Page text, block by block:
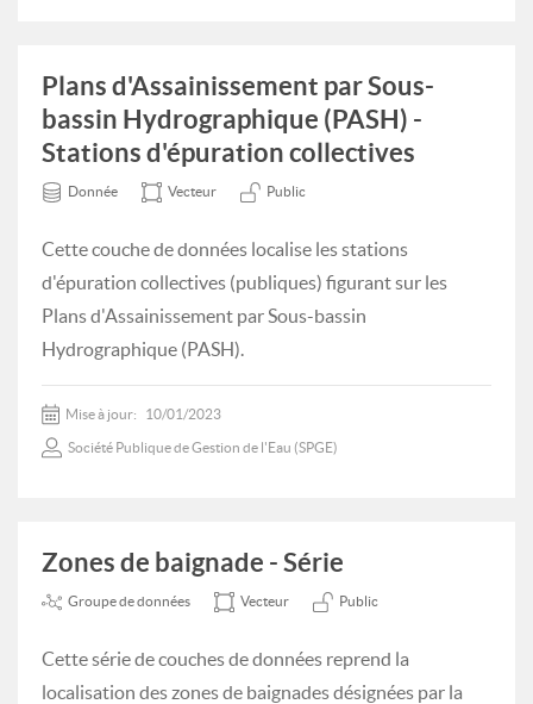
Plans d'Assainissement par Sous-
bassin Hydrographique (PASH) -
Stations d'épuration collectives
Donnée Vecteur Public
Cette couche de données localise les stations
d'épuration collectives (publiques) figurant sur les
Plans d'Assainissement par Sous-bassin
Hydrographique (PASH).
Mise à jour: 10/01/2023
Société Publique de Gestion de l'Eau (SPGE)
Zones de baignade - Série
Groupe de données Vecteur Public
Cette série de couches de données reprend la
localisation des zones de baignades désignées par la